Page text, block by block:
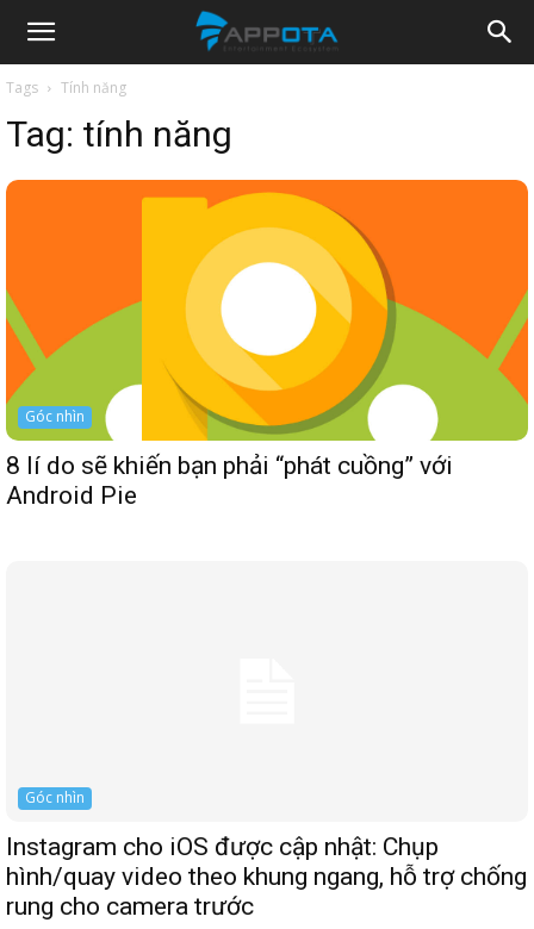
Appota
News
Tags Tính năng
Tag: tính năng
Góc nhìn
8 lí do sẽ khiến bạn phải “phát cuồng” với
Android Pie
Góc nhìn
Instagram cho iOS được cập nhật: Chụp
hình/quay video theo khung ngang, hỗ trợ chống
rung cho camera trước